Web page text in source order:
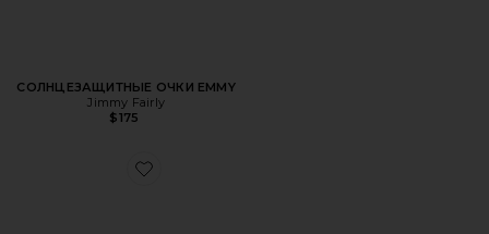
СОЛНЦЕЗАЩИТНЫЕ ОЧКИ EMMY
Jimmy Fairly
$175
Favorite СОЛНЦЕЗАЩИТНЫЕ ОЧКИ TOMMY